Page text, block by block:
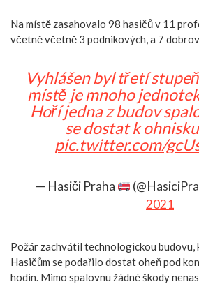
Na místě zasahovalo 98 hasičů v 11
včetně včetně 3 podnikových, a 7
Vyhlášen byl třetí
místě je mnoho
Hoří jedna z budov
se dostat k
pic.twitter.com/
— Hasiči Praha
2021
Požár zachvátil technologickou budovu,
Hasičům se podařilo dostat oheň pod
hodin. Mimo spalovnu žádné škody